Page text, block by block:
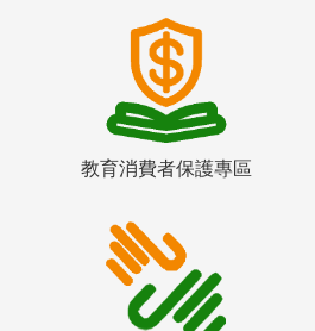
教育消費者保護專區